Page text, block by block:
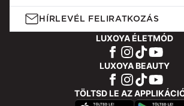
HÍRLEVÉL FELIRATKOZÁS
LUXOYA ÉLETMÓD
LUXOYA BEAUTY
TÖLTSD LE AZ